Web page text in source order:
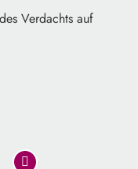
Verdachts auf